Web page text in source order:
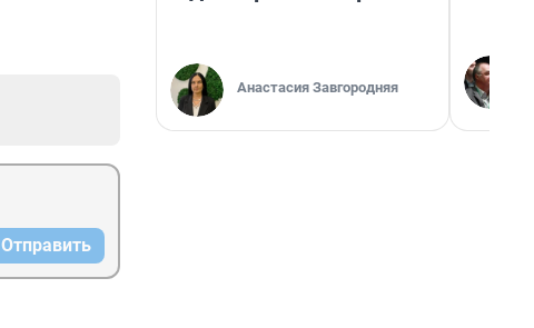
Отправить
Анастасия Завгородняя